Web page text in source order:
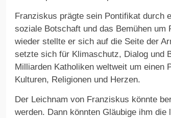
Franziskus prägte sein Pontifikat durch
soziale Botschaft und das Bemühen
wieder stellte er sich auf die Seite der
setzte sich für Klimaschutz, Dialog und
Milliarden Katholiken weltweit um einen
Kulturen, Religionen und Herzen.
Der Leichnam von Franziskus könnte
werden. Dann könnten Gläubige ihm